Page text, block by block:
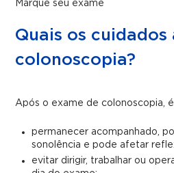
Marque seu exame
Quais os cuidados
colonoscopia?
Após o exame de colonoscopia,
permanecer acompanhado,
sonolência e pode afetar
evitar dirigir, trabalhar ou